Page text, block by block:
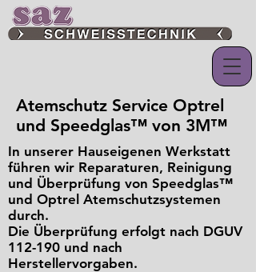
In unserer Hauseigenen Werkstatt
führen wir Reparaturen, Reinigung
und Überprüfung von Speedglas™
und Optrel Atemschutzsystemen
durch.
Die Überprüfung erfolgt nach DGUV
112-190 und nach
Herstellervorgaben.
Atemschutz Service Optrel
und Speedglas™ von 3M™